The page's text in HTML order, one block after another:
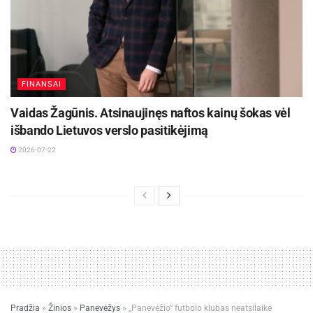
FINANSAI
Vaidas Žagūnis. Atsinaujinęs naftos kainų šokas vėl
išbando Lietuvos verslo pasitikėjimą
2026-07-22
Pradžia » Žinios » Panevėžys » „Panevėžio“ futbolo klubas neatsilaikė